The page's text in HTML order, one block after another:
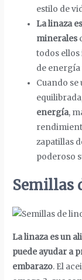
estilo de
La linaza
minerales
todos
de energía
Cuando
energía,
zapatillas
poderoso
Semillas
La linaza es un
puede ayudar a
embarazo. El